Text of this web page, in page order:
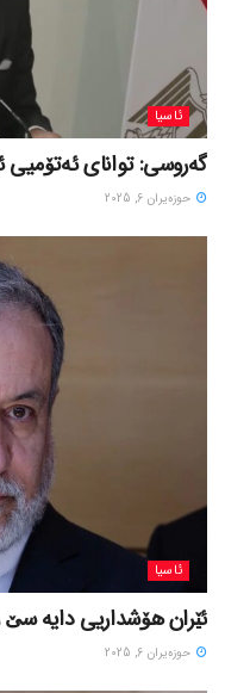
ئاسیا
گەروسی: توانای ئەتۆمیی
حوزه‌یران 6, 2025
ئاسیا
ئێران هۆشداریی دایە سێ
حوزه‌یران 6, 2025